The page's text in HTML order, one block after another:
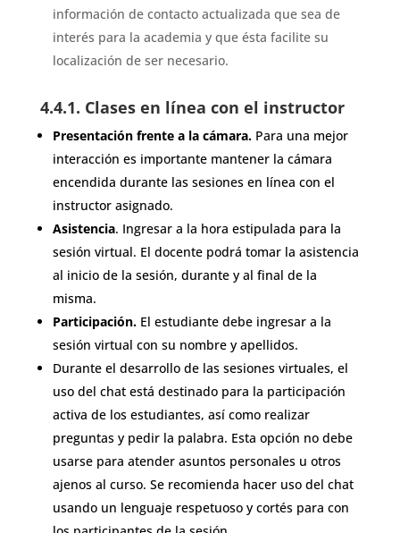
información de contacto actualizada que sea de
interés para la academia y que ésta facilite su
localización de ser necesario.
4.4.1. Clases en línea con el instructor
Presentación frente a la cámara.Para una mejor
interacción es importante mantener la cámara
encendida durante las sesiones en línea con el
instructor asignado.
Asistencia. Ingresar a la hora estipulada para la
sesión virtual. El docente podrá tomar la asistencia
al inicio de la sesión, durante y al final de la
misma.
Participación.El estudiante debe ingresar a la
sesión virtual con su nombre y apellidos.
Durante el desarrollo de las sesiones virtuales, el
uso del chat está destinado para la participación
activa de los estudiantes, así como realizar
preguntas y pedir la palabra. Esta opción no debe
usarse para atender asuntos personales u otros
ajenos al curso. Se recomienda hacer uso del chat
usando un lenguaje respetuoso y cortés para con